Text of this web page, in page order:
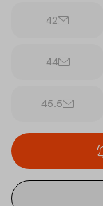
42
44
45.5